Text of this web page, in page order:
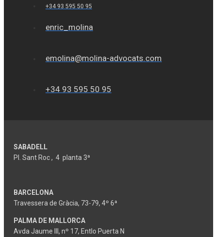
+34 93 595 50 95
enric_molina
emolina@molina-advocats.com
+34 93 595 50 95
SABADELL
Pl. Sant Roc , 4 planta 3ª
BARCELONA
Travessera de Gràcia, 73-79, 4º 6ª
PALMA DE MALLORCA
Avda Jaume III, nº 17, Entlo Puerta N